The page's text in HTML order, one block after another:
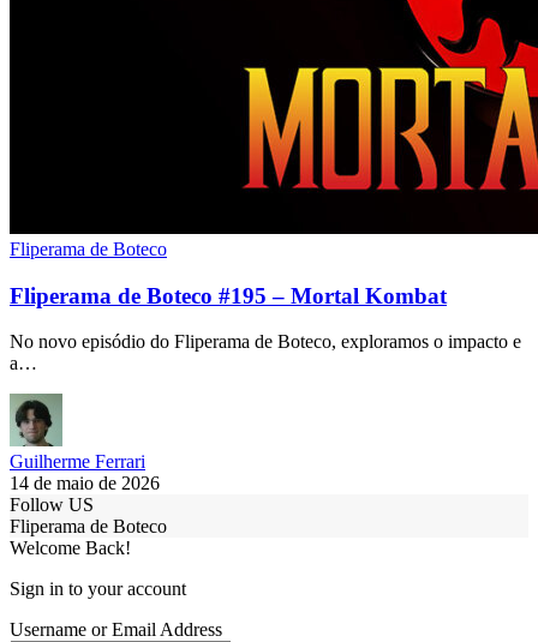
Fliperama de Boteco
Fliperama de Boteco #195 – Mortal Kombat
No novo episódio do Fliperama de Boteco, exploramos o impacto e
a…
Guilherme Ferrari
14 de maio de 2026
Follow US
Fliperama de Boteco
Welcome Back!
Sign in to your account
Username or Email Address